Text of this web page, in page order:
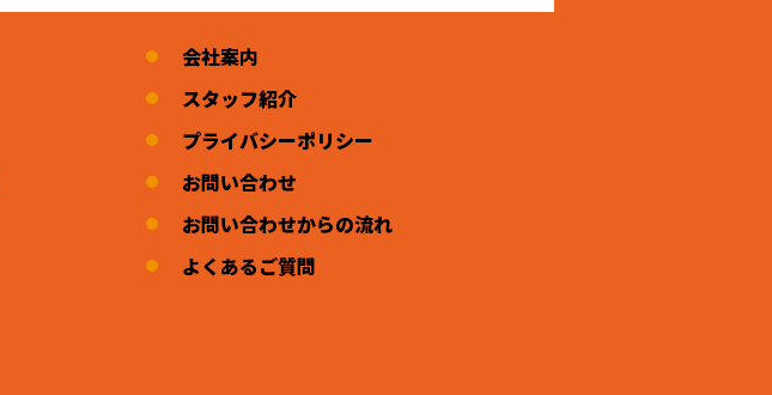
会社案内
スタッフ紹介
プライバシーポリシー
お問い合わせ
お問い合わせからの流れ
よくあるご質問